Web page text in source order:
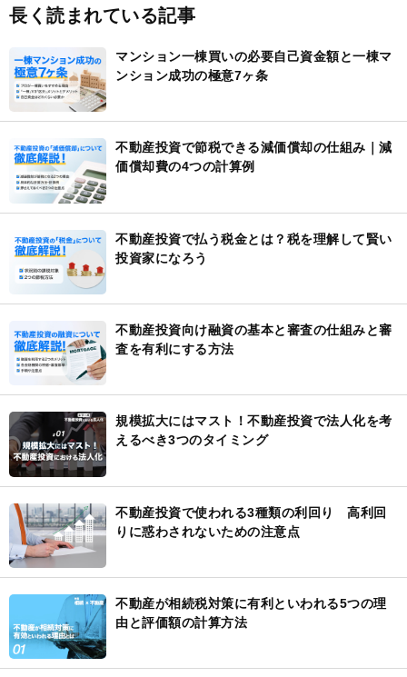
長く読まれている記事
マンション一棟買いの必要自己資金額と一棟マ
ンション成功の極意7ヶ条
不動産投資で節税できる減価償却の仕組み｜減
価償却費の4つの計算例
不動産投資で払う税金とは？税を理解して賢い
投資家になろう
不動産投資向け融資の基本と審査の仕組みと審
査を有利にする方法
規模拡大にはマスト！不動産投資で法人化を考
えるべき3つのタイミング
不動産投資で使われる3種類の利回り 高利回
りに惑わされないための注意点
不動産が相続税対策に有利といわれる5つの理
由と評価額の計算方法